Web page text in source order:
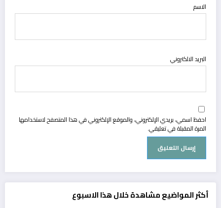
الاسم
البريد الالكتروني
احفظ اسمي، بريدي الإلكتروني، والموقع الإلكتروني في هذا المتصفح لاستخدامها
المرة المقبلة في تعليقي.
أكثر المواضيع مشاهدة خلال هذا الاسبوع